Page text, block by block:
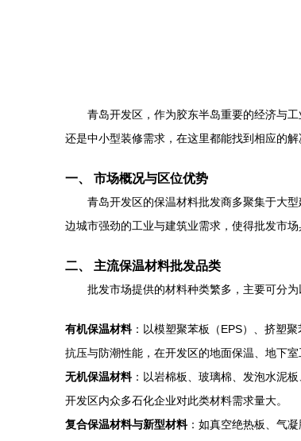
青岛开发区，作为胶东半岛重要的经济与
还是中小型装修需求，在这里都能找到相应的
一、 市场概况与区位优势
青岛开发区的保温材料批发商多聚集于大
边城市强劲的工业与建筑业需求，使得批发市
二、 主流保温材料批发品类
批发市场提供的材料种类繁多，主要可分为
有机保温材料：以模塑聚苯板（EPS）、挤塑
抗压与防潮性能，在开发区的地面保温、地下室
无机保温材料：以岩棉板、玻璃棉、发泡水泥
开发区内众多石化企业对此类材料需求量大。
复合保温材料与新型材料：如真空绝热板、气